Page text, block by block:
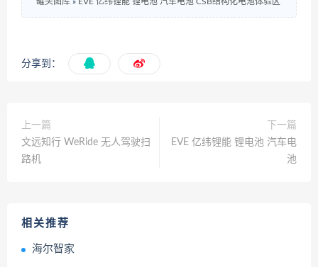
分享到：
上一篇
文远知行 WeRide 无人驾驶扫
路机
下一篇
EVE 亿纬锂能 锂电池 汽车电
池
相关推荐
海尔智家